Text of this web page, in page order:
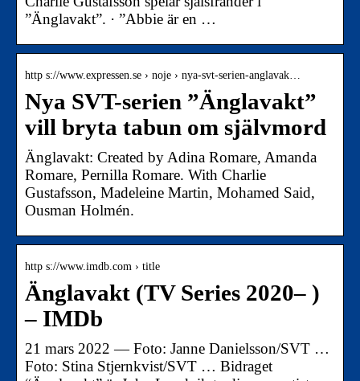
”Änglavakt”. · ”Abbie är en …
http s://www.expressen.se › noje › nya-svt-serien-anglavak…
Nya SVT-serien ”Änglavakt”
vill bryta tabun om självmord
Änglavakt: Created by Adina Romare, Amanda
Romare, Pernilla Romare. With Charlie
Gustafsson, Madeleine Martin, Mohamed Said,
Ousman Holmén.
http s://www.imdb.com › title
Änglavakt (TV Series 2020– )
– IMDb
21 mars 2022 — Foto: Janne Danielsson/SVT …
Foto: Stina Stjernkvist/SVT … Bidraget